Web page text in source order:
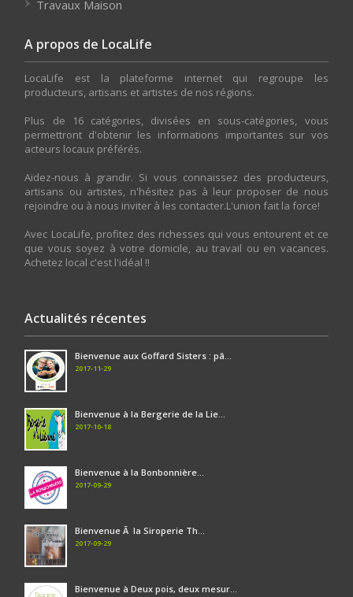
Travaux Maison
A propos de LocaLife
LocaLife est la plateforme internet qui regroupe les
producteurs, artisans et artistes de nos régions.
Plus de 16 catégories, divisées en sous-catégories, vous
permettront d'obtenir les informations importantes sur vos
acteurs locaux préférés.
Aidez-nous à grandir. Si vous connaissez des producteurs,
artisans ou artistes, n'hésitez pas à leur proposer de nous
rejoindre ou à nous inviter à les contacter.L'union fait la force!
Avec LocaLife, profitez des richesses qui vous entourent et ce
que vous soyez à votre domicile, au travail ou en vacances.
Achetez local c'est l'idéal !!
Actualités récentes
Bienvenue aux Goffard Sisters : pâ...
2017-11-29
Bienvenue à la Bergerie de la Lie...
2017-10-18
Bienvenue à la Bonbonnière...
2017-09-29
Bienvenue Ã la Siroperie Th...
2017-09-29
Bienvenue à Deux pois, deux mesur...